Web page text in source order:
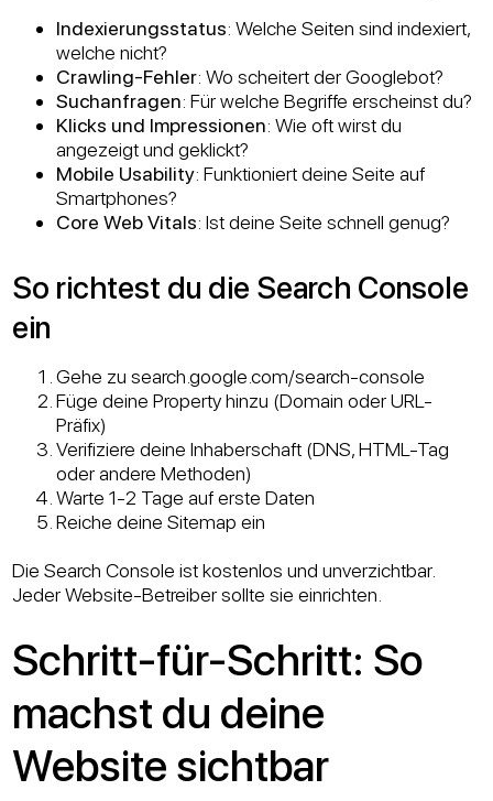
Indexierungsstatus: Welche Seiten sind indexiert,
welche nicht?
Crawling-Fehler: Wo scheitert der Googlebot?
Suchanfragen: Für welche Begriffe erscheinst du?
Klicks und Impressionen: Wie oft wirst du
angezeigt und geklickt?
Mobile Usability: Funktioniert deine Seite auf
Smartphones?
Core Web Vitals: Ist deine Seite schnell genug?
So richtest du die Search Console
ein
Gehe zu search.google.com/search-console
Füge deine Property hinzu (Domain oder URL-
Präfix)
Verifiziere deine Inhaberschaft (DNS, HTML-Tag
oder andere Methoden)
Warte 1-2 Tage auf erste Daten
Reiche deine Sitemap ein
Die Search Console ist kostenlos und unverzichtbar.
Jeder Website-Betreiber sollte sie einrichten.
Schritt-für-Schritt: So
machst du deine
Website sichtbar